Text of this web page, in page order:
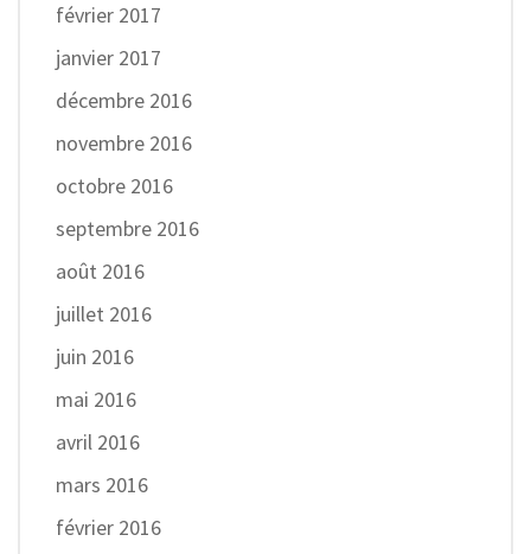
février 2017
janvier 2017
décembre 2016
novembre 2016
octobre 2016
septembre 2016
août 2016
juillet 2016
juin 2016
mai 2016
avril 2016
mars 2016
février 2016